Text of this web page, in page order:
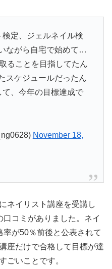
定、ジェルネイル検
ながら自宅で始めて…
ることを目指してたん
スケジュールだったん
、今年の目標達成で
November 18,
ネイリスト講座を受講し
コミがありました。ネイ
率が50％前後と公表されて
座だけで合格して目標が達
ごいことです。